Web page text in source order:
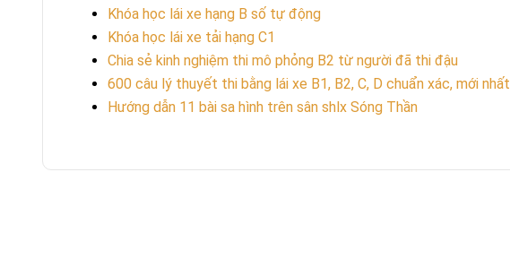
Khóa học lái xe hạng B số tự động
Khóa học lái xe tải hạng C1
Chia sẻ kinh nghiệm thi mô phỏng B2 từ người đã thi đậu
600 câu lý thuyết thi bằng lái xe B1, B2, C, D chuẩn xác, mới nhất
Hướng dẫn 11 bài sa hình trên sân shlx Sóng Thần